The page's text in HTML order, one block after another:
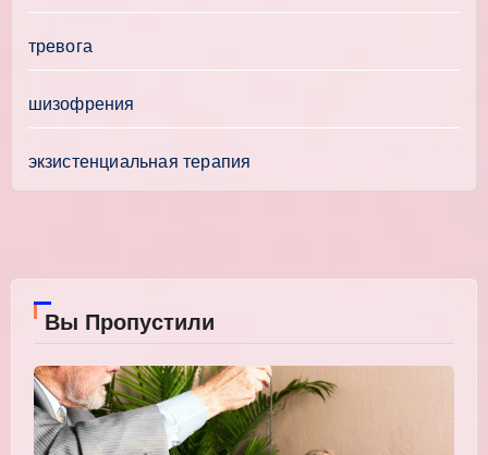
тревога
шизофрения
экзистенциальная терапия
Вы Пропустили